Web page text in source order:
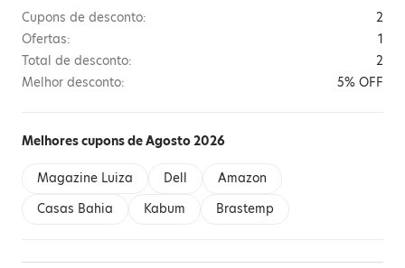
Cupons de desconto:
2
Ofertas:
1
Total de desconto:
2
Melhor desconto:
5% OFF
Melhores cupons de Agosto 2026
Magazine Luiza Dell
Amazon
Casas Bahia
Kabum Brastemp